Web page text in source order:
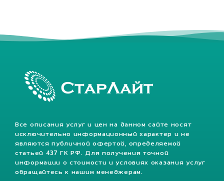
Все описания услуг и цен на данном сайте носят
исключительно информационный характер и не
являются публичной офертой, определяемой
статьей 437 ГК РФ. Для получения точной
информации о стоимости и условиях оказания услуг
обращайтесь к нашим менеджерам.